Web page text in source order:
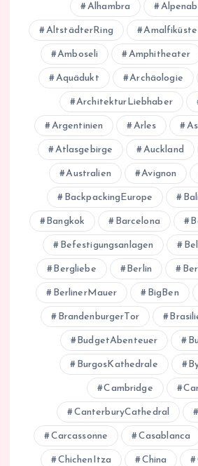
Alhambra
AltstädterRing Amalfiküste
Amboseli Amphitheater
Aquädukt Archäologie
ArchitekturLiebhaber
Argentinien Arles
Atlasgebirge Auckland
Australien Avignon
BackpackingEurope Bali
Bangkok Barcelona
Befestigungsanlagen
Bergliebe Berlin
BerlinerMauer BigBen
BrandenburgerTor
BudgetAbenteuer
BurgosKathedrale
Cambridge
CanterburyCathedral
Carcassonne Casablanca
ChichenItza China